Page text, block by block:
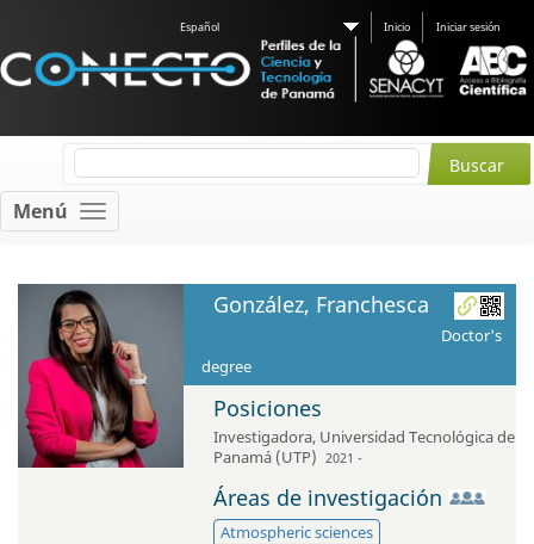
Español Inicio Iniciar sesión
Menú
González, Franchesca
Doctor's
degree
Posiciones
Investigadora, Universidad Tecnológica de
Panamá (UTP) 2021 -
Áreas de investigación
Atmospheric sciences